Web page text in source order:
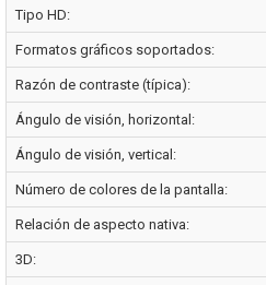
Tipo HD:
Formatos gráficos soportados:
Razón de contraste (típica):
Ángulo de visión, horizontal:
Ángulo de visión, vertical:
Número de colores de la pantalla:
Relación de aspecto nativa:
3D: